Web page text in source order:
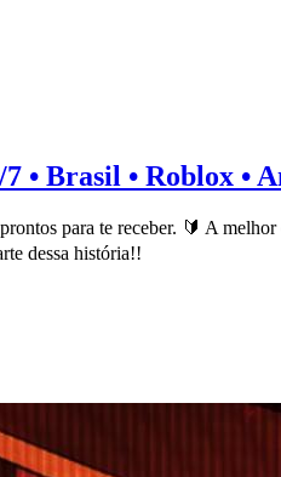
• Brasil • Roblox •
para te receber. 🔰 A
dessa história!!